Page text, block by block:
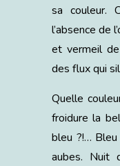
sa couleur.
l’absence de
et vermeil
des flux qui
Quelle
froidure la
bleu ?!… Bleu
aubes. Nuit